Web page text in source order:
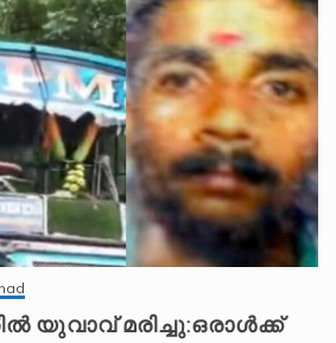
യുവാവ് മരിച്ചു:ഒരാൾക്ക്